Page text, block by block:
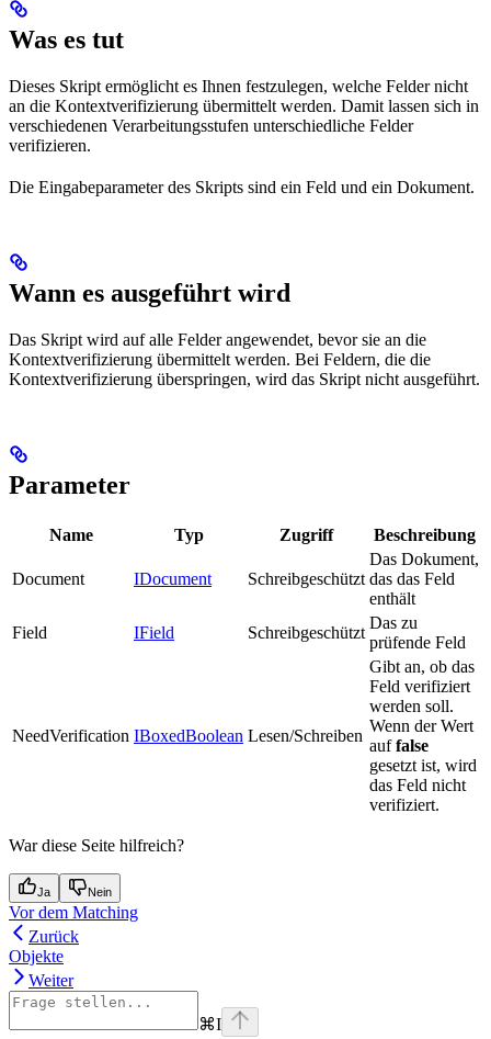
Was es tut
Dieses Skript ermöglicht es Ihnen festzulegen, welche Felder nicht
an die Kontextverifizierung übermittelt werden. Damit lassen sich in
verschiedenen Verarbeitungsstufen unterschiedliche Felder
verifizieren.
Die Eingabeparameter des Skripts sind ein Feld und ein Dokument.
Wann es ausgeführt wird
Das Skript wird auf alle Felder angewendet, bevor sie an die
Kontextverifizierung übermittelt werden. Bei Feldern, die die
Kontextverifizierung überspringen, wird das Skript nicht ausgeführt.
Parameter
Name Typ Zugriff Beschreibung
Document IDocument Schreibgeschützt
Das Dokument,
das das Feld
enthält
Field
IField Schreibgeschützt
Das zu
prüfende Feld
NeedVerification IBoxedBoolean Lesen/Schreiben
Gibt an, ob das
Feld verifiziert
werden soll.
Wenn der Wert
auffalse
gesetzt ist, wird
das Feld nicht
verifiziert.
War diese Seite hilfreich?
Ja Nein
Vor dem Matching
Zurück
Objekte
Weiter
⌘I